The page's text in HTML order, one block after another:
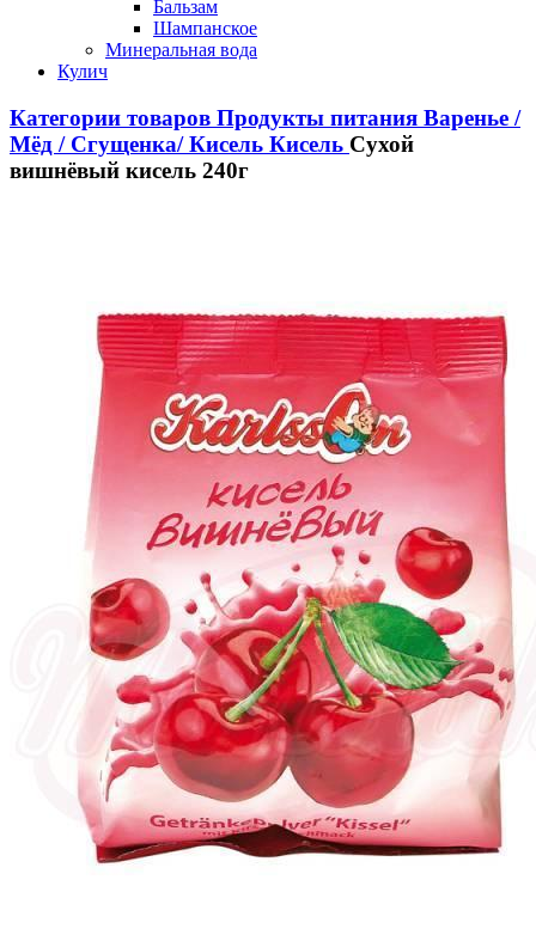
Бальзам
Шампанское
Минеральная вода
Кулич
Категории товаров Продукты питания Варенье /
Мёд / Сгущенка/ Кисель Кисель Сухой
вишнёвый кисель 240г